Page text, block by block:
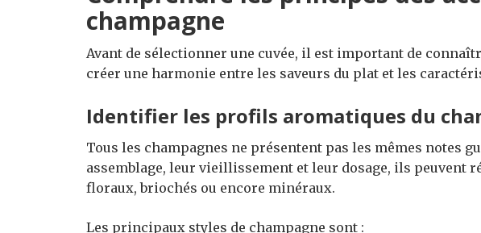
champagne
Avant de sélectionner une cuvée, il est important de
créer une harmonie entre les saveurs du plat et les
Identifier les profils aromatiques du
Tous les champagnes ne présentent pas les mêmes notes
assemblage, leur vieillissement et leur dosage, ils peuvent
floraux, briochés ou encore minéraux.
Les principaux styles de champagne sont :